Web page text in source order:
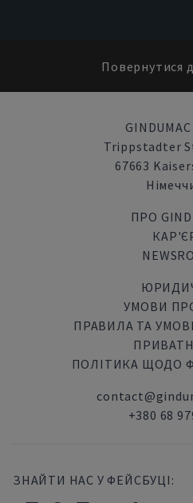
Повернутися
Trippstadter
67663
ПРО
УМОВИ
ПРАВИЛА ТА
ПОЛІТИКА ЩОДО
+380 68
ЗНАЙТИ НАС У ФЕЙСБУЦІ: